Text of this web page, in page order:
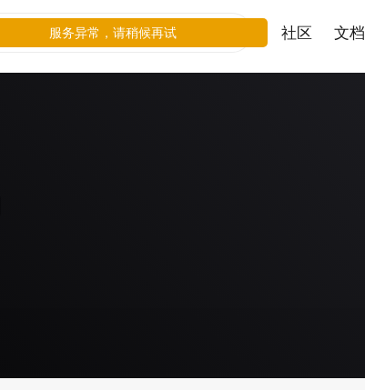
社区 文档
服务异常，请稍候再试